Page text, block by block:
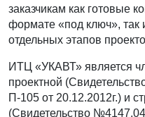
заказчикам как готовые
формате «под ключ», так
отдельных этапов
ИТЦ «УКАВТ» является
проектной
П-105 от 20.12.2012г.) и
(Свидетельство